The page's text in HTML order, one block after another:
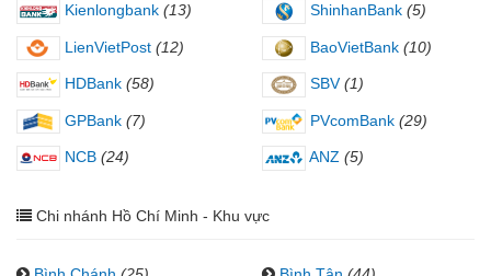
Kienlongbank (13) ShinhanBank (5)
LienVietPost (12) BaoVietBank (10)
HDBank (58) SBV (1)
GPBank (7) PVcomBank (29)
NCB (24) ANZ (5)
Chi nhánh Hồ Chí Minh - Khu vực